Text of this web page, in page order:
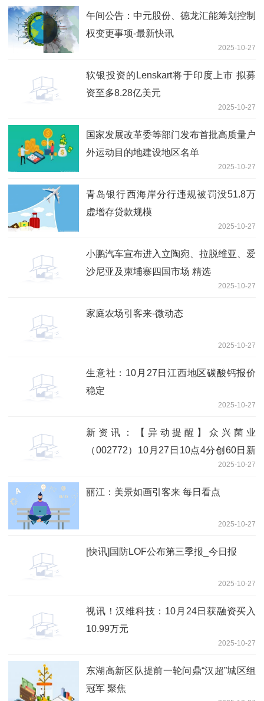
午间公告：中元股份、德龙汇能筹划控制
权变更事项-最新快讯
2025-10-27
软银投资的Lenskart将于印度上市 拟募
资至多8.28亿美元
2025-10-27
国家发展改革委等部门发布首批高质量户
外运动目的地建设地区名单
2025-10-27
青岛银行西海岸分行违规被罚没51.8万
虚增存贷款规模
2025-10-27
小鹏汽车宣布进入立陶宛、拉脱维亚、爱
沙尼亚及柬埔寨四国市场 精选
2025-10-27
家庭农场引客来-微动态
2025-10-27
生意社：10月27日江西地区碳酸钙报价
稳定
2025-10-27
新资讯：【异动提醒】众兴菌业
（002772）10月27日10点4分创60日新
2025-10-27
丽江：美景如画引客来 每日看点
2025-10-27
[快讯]国防LOF公布第三季报_今日报
2025-10-27
视讯！汉维科技：10月24日获融资买入
10.99万元
2025-10-27
东湖高新区队提前一轮问鼎“汉超”城区组
冠军 聚焦